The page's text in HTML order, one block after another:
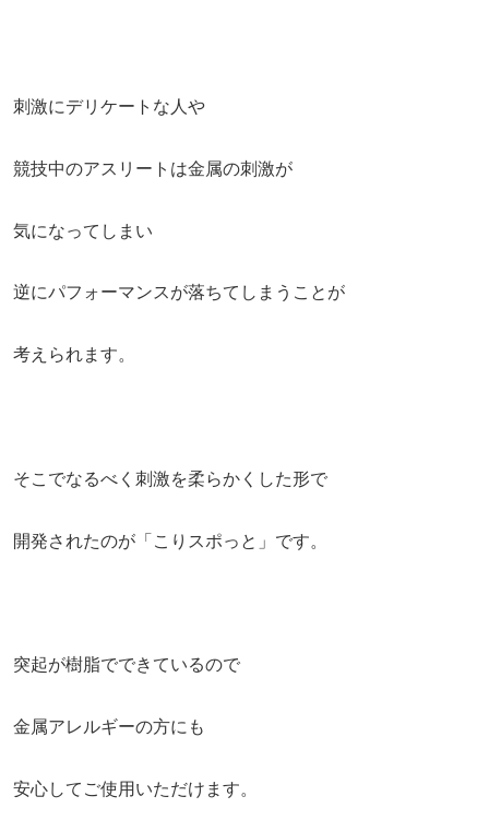
刺激にデリケートな人や
競技中のアスリートは金属の刺激が
気になってしまい
逆にパフォーマンスが落ちてしまうことが
考えられます。
そこでなるべく刺激を柔らかくした形で
開発されたのが「こりスポっと」です。
突起が樹脂でできているので
金属アレルギーの方にも
安心してご使用いただけます。